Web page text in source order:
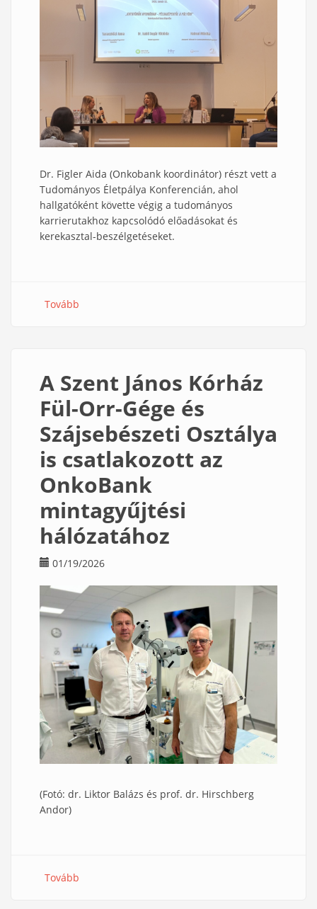
Dr. Figler Aida (Onkobank koordinátor) részt vett a
Tudományos Életpálya Konferencián, ahol
hallgatóként követte végig a tudományos
karrierutakhoz kapcsolódó előadásokat és
kerekasztal-beszélgetéseket.
Tovább
)
A Szent János Kórház
Fül-Orr-Gége és
Szájsebészeti Osztálya
is csatlakozott az
OnkoBank
mintagyűjtési
hálózatához
01/19/2026
(Fotó: dr. Liktor Balázs és prof. dr. Hirschberg
Andor)
Tovább